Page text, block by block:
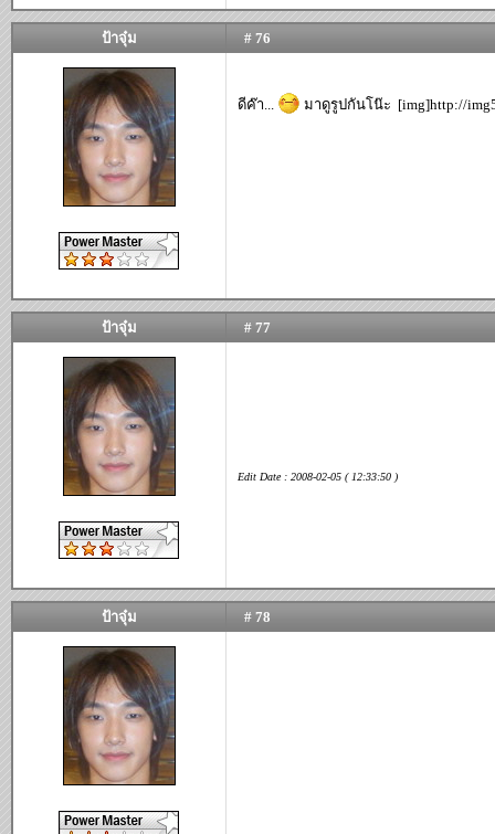
ป้าจุ๋ม # 76
ดีค๊า... มาดูรูปกันโน๊ะ [img]http://
ป้าจุ๋ม # 77
Edit Date : 2008-02-05 ( 12:33:50 )
ป้าจุ๋ม # 78